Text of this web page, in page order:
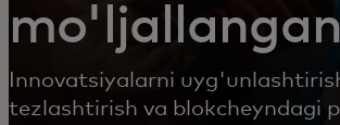
Innovatsiyalarni
tezlashtirish va blokcheyndagi